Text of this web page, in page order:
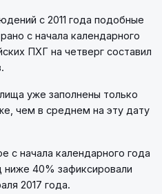
с 2011 года подобные
с начала календарного
ПХГ на четверг составил
уже заполнены только
чем в среднем на эту дату
начала календарного года
ниже 40% зафиксировали
2017 года.